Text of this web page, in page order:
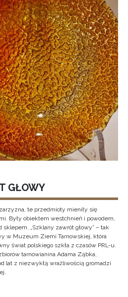
GŁOWY
te przedmioty mieniły się
Były obiektem westchnień i powodem,
„Szklany zawrót głowy” – tak
w Muzeum Ziemi Tarnowskiej, która
świat polskiego szkła z czasów PRL-u.
tarnowianina Adama Ząbka,
lat z niezwykłą wrażliwością gromadzi